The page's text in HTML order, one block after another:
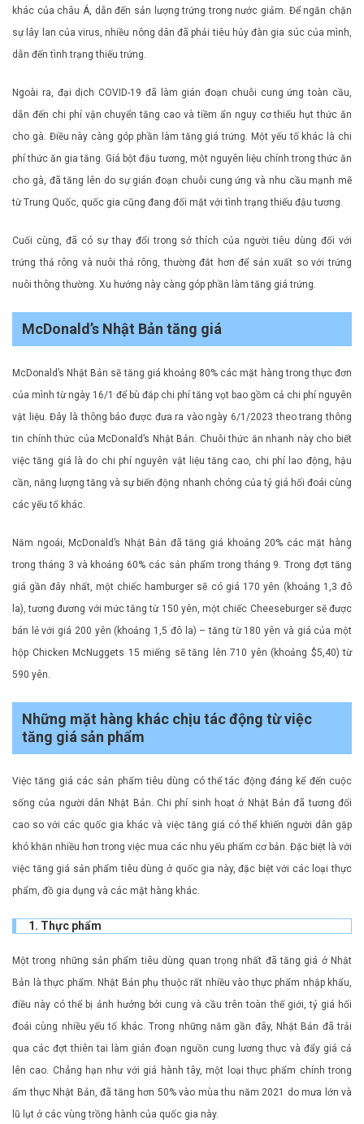
khác của châu Á, dẫn đến sản lượng trứng trong nước giảm. Để ngăn chặn
sự lây lan của virus, nhiều nông dân đã phải tiêu hủy đàn gia súc của mình,
dẫn đến tình trạng thiếu trứng.
Ngoài ra, đại dịch COVID-19 đã làm gián đoạn chuỗi cung ứng toàn cầu,
dẫn đến chi phí vận chuyển tăng cao và tiềm ẩn nguy cơ thiếu hụt thức ăn
cho gà. Điều này càng góp phần làm tăng giá trứng. Một yếu tố khác là chi
phí thức ăn gia tăng. Giá bột đậu tương, một nguyên liệu chính trong thức ăn
cho gà, đã tăng lên do sự gián đoạn chuỗi cung ứng và nhu cầu mạnh mẽ
từ Trung Quốc, quốc gia cũng đang đối mặt với tình trạng thiếu đậu tương.
Cuối cùng, đã có sự thay đổi trong sở thích của người tiêu dùng đối với
trứng thả rông và nuôi thả rông, thường đắt hơn để sản xuất so với trứng
nuôi thông thường. Xu hướng này càng góp phần làm tăng giá trứng.
McDonald’s Nhật Bản tăng giá
McDonald’s Nhật Bản sẽ tăng giá khoảng 80% các mặt hàng trong thực đơn
của mình từ ngày 16/1 để bù đắp chi phí tăng vọt bao gồm cả chi phí nguyên
vật liệu. Đây là thông báo được đưa ra vào ngày 6/1/2023 theo trang thông
tin chính thức của McDonald’s Nhật Bản. Chuỗi thức ăn nhanh này cho biết
việc tăng giá là do chi phí nguyên vật liệu tăng cao, chi phí lao động, hậu
cần, năng lượng tăng và sự biến động nhanh chóng của tỷ giá hối đoái cùng
các yếu tố khác.
Năm ngoái, McDonald’s Nhật Bản đã tăng giá khoảng 20% ​​các mặt hàng
trong tháng 3 và khoảng 60% các sản phẩm trong tháng 9. Trong đợt tăng
giá gần đây nhất, một chiếc hamburger sẽ có giá 170 yên (khoảng 1,3 đô
la), tương đương với mức tăng từ 150 yên, một chiếc Cheeseburger sẽ được
bán lẻ với giá 200 yên (khoảng 1,5 đô la) – tăng từ 180 yên và giá của một
hộp Chicken McNuggets 15 miếng sẽ tăng lên 710 yên (khoảng $5,40) từ
590 yên.
Những mặt hàng khác chịu tác động từ việc
tăng giá sản phẩm
Việc tăng giá các sản phẩm tiêu dùng có thể tác động đáng kể đến cuộc
sống của người dân Nhật Bản. Chi phí sinh hoạt ở Nhật Bản đã tương đối
cao so với các quốc gia khác và việc tăng giá có thể khiến người dân gặp
khó khăn nhiều hơn trong việc mua các nhu yếu phẩm cơ bản. Đặc biệt là với
việc tăng giá sản phẩm tiêu dùng ở quốc gia này, đặc biệt với các loại thực
phẩm, đồ gia dụng và các mặt hàng khác.
1. Thực phẩm
Một trong những sản phẩm tiêu dùng quan trọng nhất đã tăng giá ở Nhật
Bản là thực phẩm. Nhật Bản phụ thuộc rất nhiều vào thực phẩm nhập khẩu,
điều này có thể bị ảnh hưởng bởi cung và cầu trên toàn thế giới, tỷ giá hối
đoái cùng nhiều yếu tố khác. Trong những năm gần đây, Nhật Bản đã trải
qua các đợt thiên tai làm gián đoạn nguồn cung lương thực và đẩy giá cả
lên cao. Chẳng hạn như với giá hành tây, một loại thực phẩm chính trong
ẩm thực Nhật Bản, đã tăng hơn 50% vào mùa thu năm 2021 do mưa lớn và
lũ lụt ở các vùng trồng hành của quốc gia này.